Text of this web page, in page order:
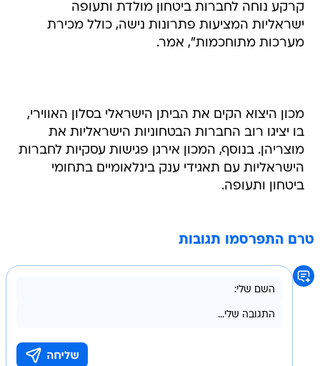
קרקע נוחה לחברות ביטחון מולדת ותעופה
ישראליות המציעות פתרונות נישה, כולל מכירת
מערכות מתוחכמות", אמר.
מכון היצוא הקים את הביתן הישראלי בסלון האווירי,
בו יציגו רוב החברות הבטחוניות הישראליות את
מוצריהן. בנוסף, המכון אירגן פגישות עסקיות לחברות
הישראליות עם תאגידי ענק בינלאומיים בתחומי
ביטחון ותעופה.
טרם התפרסמו תגובות